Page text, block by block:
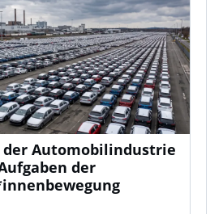
der Automobilindustrie
der